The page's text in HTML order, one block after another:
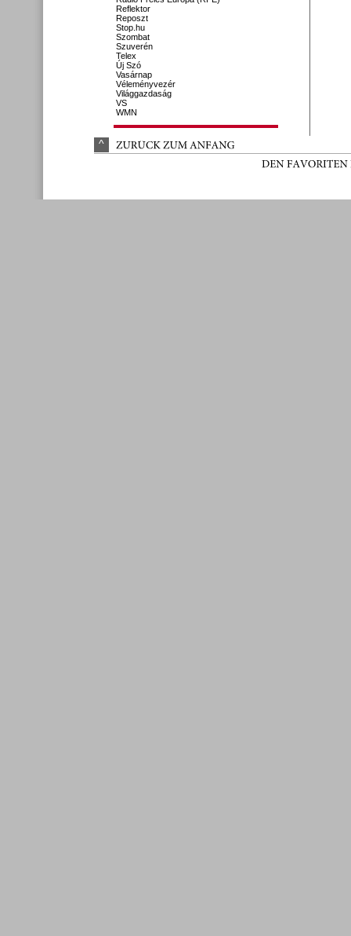
Reflektor
Reposzt
Stop.hu
Szombat
Szuverén
Telex
Új Szó
Vasárnap
Véleményvezér
Világgazdaság
VS
WMN
^ ZURÜCK ZUM ANFANG
DEN FAVORITEN